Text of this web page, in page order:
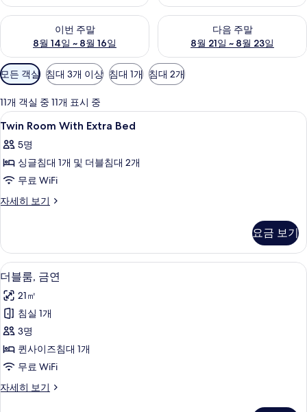
이번 주말
8월 14일 ~ 8월 16일
이번 주말 예약 가능 여부 확인, 8월 14일 ~ 8월 16일
다음 주말
8월 21일 ~ 8월 23일
다음 주말 예약 가능 여부 확인
객
실
에
사
용
가
능
한
터
모든 객실 침대 3개 이상 침대 1개 침대 2개
11개 객실 중 11개 표시 중
Twin
Room
With
Extra
Bed
사
두
보
기
오리/거위털 이불, 책상, 노트북 작업
15
Twin Room With Extra Bed
5명
싱글침대 1개 및 더블침대 2개
무료 WiFi
자세히 보기
Twin
Bed
자
세
히
보
기
요금 보기
더
블
룸,
금
연
사
모
오리/거위털 이불, 책상, 노트북 작업
12
더블룸, 금연
21㎡
침실 1개
3명
퀸사이즈침대 1개
무료 WiFi
자세히 보기
더